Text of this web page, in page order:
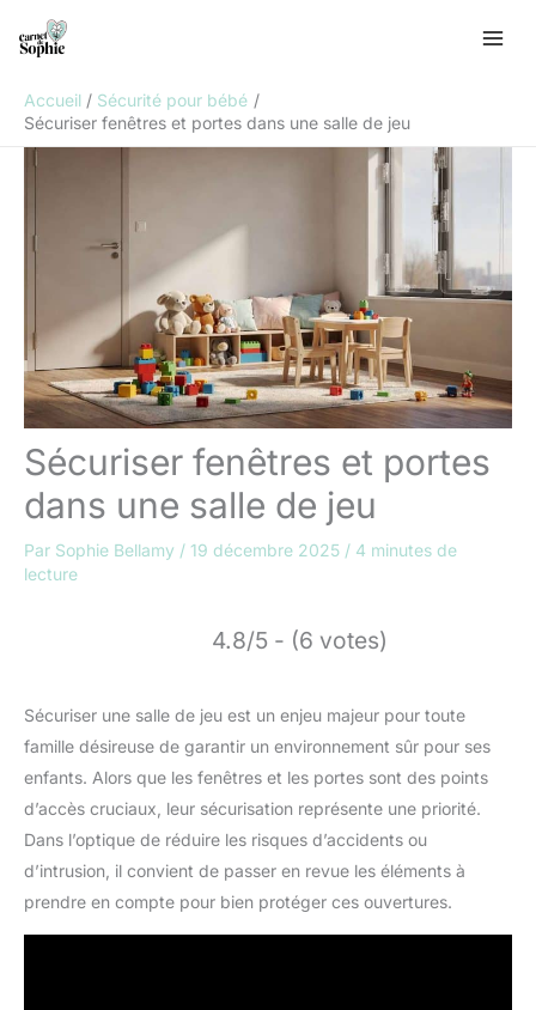
Accueil
Sécurité pour bébé
Sécuriser fenêtres et portes dans une salle de jeu
Sécuriser fenêtres et portes
dans une salle de jeu
Par Sophie Bellamy / 19 décembre 2025 / 4 minutes de
lecture
4.8/5 - (6 votes)
Sécuriser une salle de jeu est un enjeu majeur pour toute
famille désireuse de garantir un environnement sûr pour ses
enfants. Alors que les fenêtres et les portes sont des points
d’accès cruciaux, leur sécurisation représente une priorité.
Dans l’optique de réduire les risques d’accidents ou
d’intrusion, il convient de passer en revue les éléments à
prendre en compte pour bien protéger ces ouvertures.
e
h
e